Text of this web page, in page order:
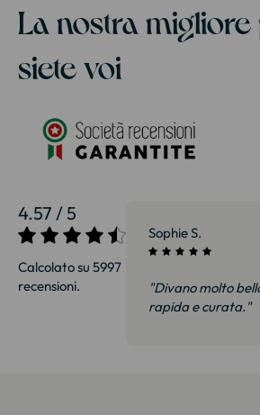
La nostra
siete voi
4.57 / 5
Calcolato su 5997
recensioni.
27/07/2026 Sophie S.
"Divano molto
rapida e curata."